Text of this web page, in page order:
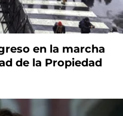
en la marcha
de la Propiedad